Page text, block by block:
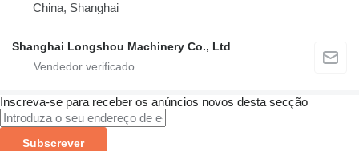
China, Shanghai
Shanghai Longshou Machinery Co., Ltd
Inscreva-se para receber os anúncios novos desta secção
Subscrever